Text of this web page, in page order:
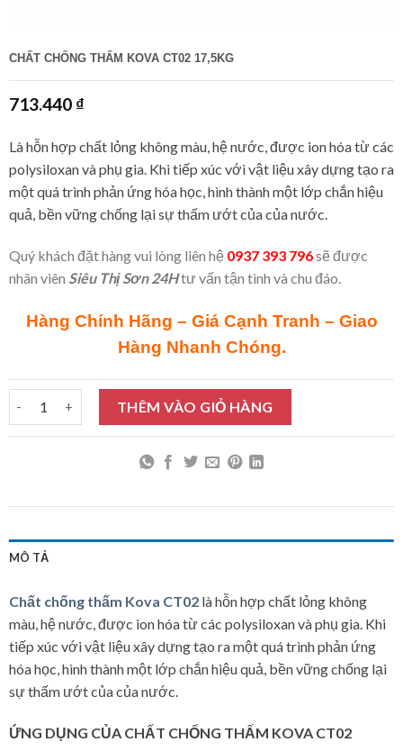
CHẤT CHỐNG THẤM KOVA CT02 17,5KG
713.440 ₫
Là hỗn hợp chất lỏng không màu, hệ nước, được ion hóa từ các
polysiloxan và phụ gia. Khi tiếp xúc với vật liệu xây dựng tạo ra
một quá trình phản ứng hóa học, hình thành một lớp chắn hiệu
quả, bền vững chống lại sự thấm ướt của của nước.
Quý khách đặt hàng vui lòng liên hệ 0937 393 796sẽ được
nhân viên Siêu Thị Sơn 24Htư vấn tận tình và chu đáo.
Hàng Chính Hãng – Giá Cạnh Tranh – Giao
Hàng Nhanh Chóng.
Chất chống thấm Kova CT02 17,5Kg số lượng
THÊM VÀO GIỎ HÀNG
MÔ TẢ
Chất chống thấm Kova CT02là hỗn hợp chất lỏng không
màu, hệ nước, được ion hóa từ các polysiloxan và phụ gia. Khi
tiếp xúc với vật liệu xây dựng tạo ra một quá trình phản ứng
hóa học, hình thành một lớp chắn hiệu quả, bền vững chống lại
sự thấm ướt của của nước.
ỨNG DỤNG CỦA CHẤT CHỐNG THẤM KOVA CT02